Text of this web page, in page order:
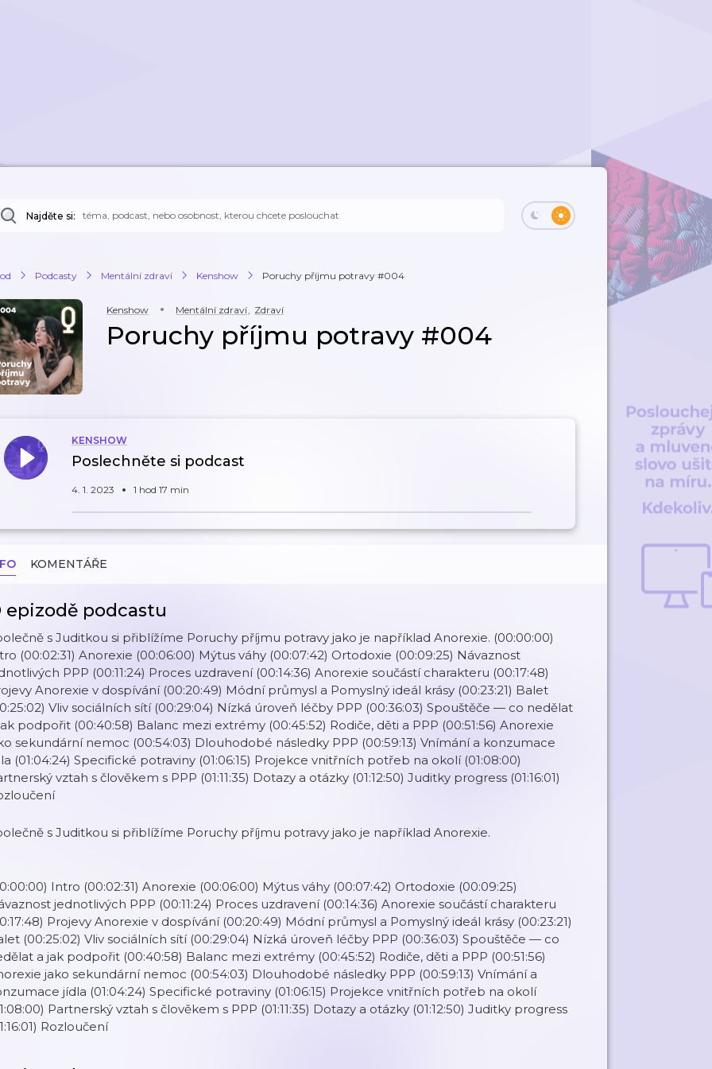
Najděte si:
Podcasty Mentální zdraví Kenshow Poruchy příjmu potravy #004
Kenshow Mentální zdraví, Zdraví
Poruchy příjmu potravy #004
KENSHOW
Poslechněte si podcast
4. 1. 2023 1 hod 17 min
KOMENTÁŘE
epizodě podcastu
s Juditkou si přiblížíme Poruchy příjmu potravy jako je například Anorexie. (00:00:00)
(00:02:31) Anorexie (00:06:00) Mýtus váhy (00:07:42) Ortodoxie (00:09:25) Návaznost
PPP (00:11:24) Proces uzdravení (00:14:36) Anorexie součástí charakteru (00:17:48)
Anorexie v dospívání (00:20:49) Módní průmysl a Pomyslný ideál krásy (00:23:21) Balet
Vliv sociálních sítí (00:29:04) Nízká úroveň léčby PPP (00:36:03) Spouštěče — co nedělat
podpořit (00:40:58) Balanc mezi extrémy (00:45:52) Rodiče, děti a PPP (00:51:56) Anorexie
sekundární nemoc (00:54:03) Dlouhodobé následky PPP (00:59:13) Vnímání a konzumace
(01:04:24) Specifické potraviny (01:06:15) Projekce vnitřních potřeb na okolí (01:08:00)
vztah s člověkem s PPP (01:11:35) Dotazy a otázky (01:12:50) Juditky progress (01:16:01)
s Juditkou si přiblížíme Poruchy příjmu potravy jako je například Anorexie.
Intro (00:02:31) Anorexie (00:06:00) Mýtus váhy (00:07:42) Ortodoxie (00:09:25)
jednotlivých PPP (00:11:24) Proces uzdravení (00:14:36) Anorexie součástí charakteru
Projevy Anorexie v dospívání (00:20:49) Módní průmysl a Pomyslný ideál krásy (00:23:21)
(00:25:02) Vliv sociálních sítí (00:29:04) Nízká úroveň léčby PPP (00:36:03) Spouštěče — co
a jak podpořit (00:40:58) Balanc mezi extrémy (00:45:52) Rodiče, děti a PPP (00:51:56)
jako sekundární nemoc (00:54:03) Dlouhodobé následky PPP (00:59:13) Vnímání a
jídla (01:04:24) Specifické potraviny (01:06:15) Projekce vnitřních potřeb na okolí
Partnerský vztah s člověkem s PPP (01:11:35) Dotazy a otázky (01:12:50) Juditky progress
Rozloučení